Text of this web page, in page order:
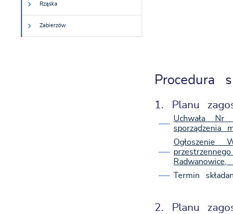
Rząska
Zabierzów
Procedura
1. Planu
Uchwała
sporządzenia
Ogłoszenie
Termin
2. Planu